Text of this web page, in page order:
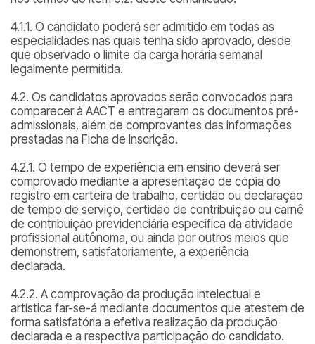
4.1.1. O candidato poderá ser admitido em todas as
especialidades nas quais tenha sido aprovado, desde
que observado o limite da carga horária semanal
legalmente permitida.
4.2. Os candidatos aprovados serão convocados para
comparecer à AACT e entregarem os documentos pré-
admissionais, além de comprovantes das informações
prestadas na Ficha de Inscrição.
4.2.1. O tempo de experiência em ensino deverá ser
comprovado mediante a apresentação de cópia do
registro em carteira de trabalho, certidão ou declaração
de tempo de serviço, certidão de contribuição ou carnê
de contribuição previdenciária específica da atividade
profissional autônoma, ou ainda por outros meios que
demonstrem, satisfatoriamente, a experiência
declarada.
4.2.2. A comprovação da produção intelectual e
artística far-se-á mediante documentos que atestem de
forma satisfatória a efetiva realização da produção
declarada e a respectiva participação do candidato.